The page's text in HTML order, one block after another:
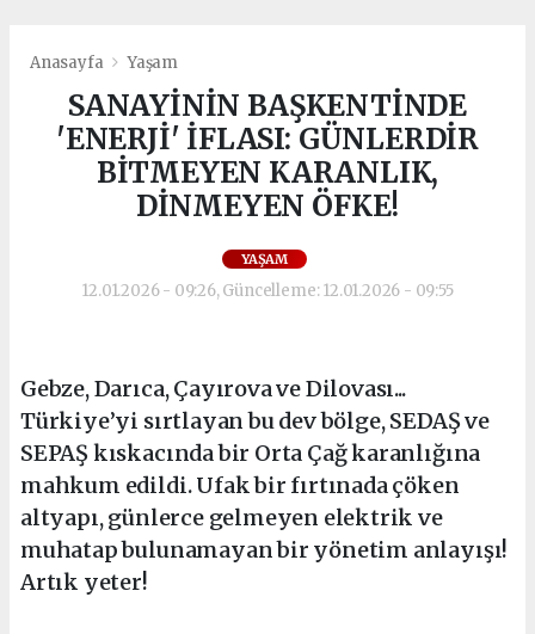
Anasayfa Yaşam
SANAYİNİN BAŞKENTİNDE
'ENERJİ' İFLASI: GÜNLERDİR
BİTMEYEN KARANLIK,
DİNMEYEN ÖFKE!
YAŞAM
12.01.2026 - 09:26, Güncelleme: 12.01.2026 - 09:55
Gebze, Darıca, Çayırova ve Dilovası...
Türkiye’yi sırtlayan bu dev bölge, SEDAŞ ve
SEPAŞ kıskacında bir Orta Çağ karanlığına
mahkum edildi. Ufak bir fırtınada çöken
altyapı, günlerce gelmeyen elektrik ve
muhatap bulunamayan bir yönetim anlayışı!
Artık yeter!